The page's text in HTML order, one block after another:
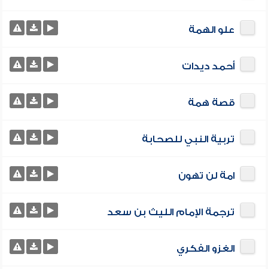
علو الهمة
أحمد ديدات
قصة همة
تربية النبي للصحابة
امة لن تهون
ترجمة الإمام الليث بن سعد
الغزو الفكري